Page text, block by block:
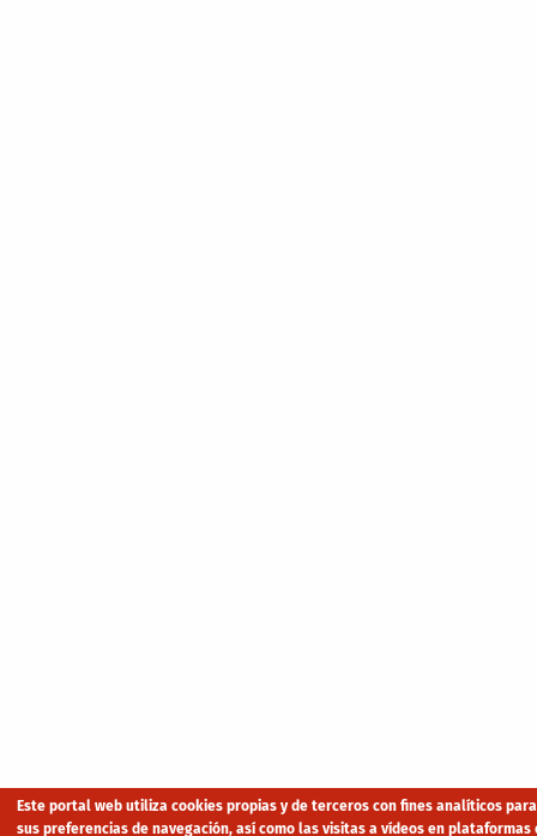
Este portal web utiliza cookies propias y de terceros con fines analíticos
sus preferencias de navegación, así como las visitas a vídeos en plataformas